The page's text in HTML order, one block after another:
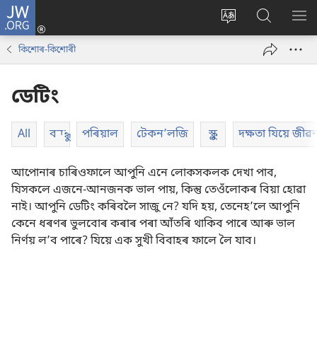
JW.ORG
Change
language
লগ
ইন
JW.ORG
ৱেবছাইট
অনুসন্ধান
কিশোৰ-কিশোৰী
ডেটিং
All বন্ধু পৰিয়াল টেকনʼলজি স্কুল দক্ষতা যিয়ে
আপোনাৰ চাৰিওফালে আপুনি এনে লোকসকলক দেখা পাব,
যিসকলে এজনে-আনজনক ভাল পায়, কিন্তু তেওঁলোকৰ বিয়া হোৱা
নাই। আপুনি ডেটিং কৰিবলৈ সাজু নে? যদি হয়, তেনেহʼলে আপুনি
কেনে ধৰণৰ ভুলবোৰ কৰাৰ পৰা আঁতৰি থাকিব পাৰে আৰু ভাল
নিৰ্ণয় লʼব পাৰে? যিয়ে এক সুখী বিবাহৰ ফালে লৈ যাব।